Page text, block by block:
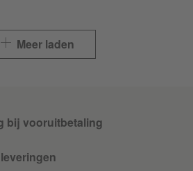
Meer laden
bij vooruitbetaling